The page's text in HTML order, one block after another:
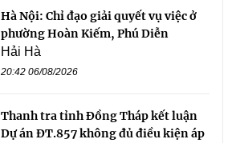
Hà Nội: Chỉ đạo giải quyết vụ việc ở
phường Hoàn Kiếm, Phú Diễn
Hải Hà
20:42 06/08/2026
Thanh tra tỉnh Đồng Tháp kết luận
Dự án ĐT.857 không đủ điều kiện áp